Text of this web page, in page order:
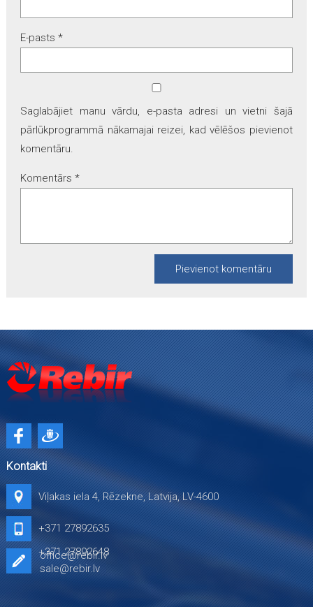
E-pasts *
Saglabājiet manu vārdu, e-pasta adresi un vietni šajā
pārlūkprogrammā nākamajai reizei, kad vēlēšos pievienot
komentāru.
Komentārs *
Kontakti
Viļakas iela 4, Rēzekne, Latvija, LV-4600
+371 27892635
+371 27892648
office@rebir.lv
sale@rebir.lv